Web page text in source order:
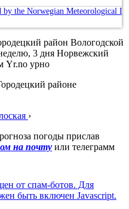
by the Norwegian Meteorological
район Вологодской
3 дня Норвежский
Yr.no урно
районе
›
погоды прислав
на почту или телеграмм
от спам-ботов. Для
быть включен Javascript.